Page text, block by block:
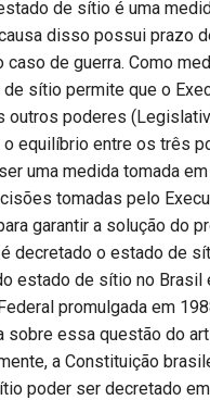
de sítio é uma
disso possui prazo
caso de guerra. Como
sítio permite que o
outros poderes
equilíbrio entre os três
uma medida tomada
tomadas pelo
garantir a solução do
decretado o estado de
estado de sítio no Brasil
promulgada em
sobre essa questão do
a Constituição
poder ser decretado